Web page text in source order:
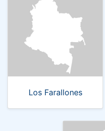
Los Farallones